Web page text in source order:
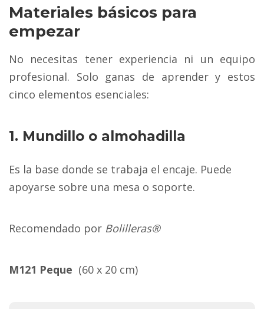
Materiales básicos para
empezar
No necesitas tener experiencia ni un equipo
profesional. Solo ganas de aprender y estos
cinco elementos esenciales:
1. Mundillo o almohadilla
Es la base donde se trabaja el encaje. Puede
apoyarse sobre una mesa o soporte.
Recomendado por Bolilleras®
M121 Peque (60 x 20 cm)